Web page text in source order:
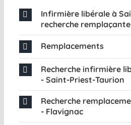
Infirmière libérale à
recherche remplaçante
Remplacements
Recherche infirmière
- Saint-Priest-Taurion
Recherche
- Flavignac